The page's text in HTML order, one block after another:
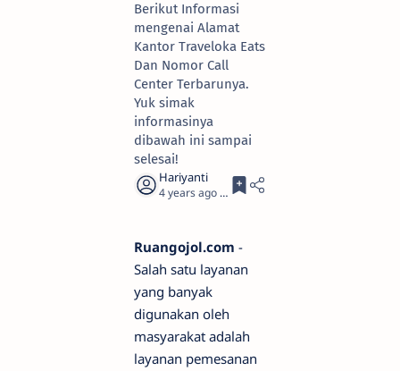
Berikut Informasi
mengenai Alamat
Kantor Traveloka Eats
Dan Nomor Call
Center Terbarunya.
Yuk simak
informasinya
dibawah ini sampai
selesai!
4 years ago 3
Ruangojol.com -
Salah satu layanan
yang banyak
digunakan oleh
masyarakat adalah
layanan pemesanan